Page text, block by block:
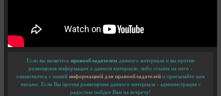
Если вы являетесь правообладателем данного материала и вы против
размещения информации о данном материале, либо ссылок на него -
ознакомьтесь с нашей информацией для правообладателей и присылайте нам
письмо. Если Вы против размещения данного материала - администрация с
радостью пойдет Вам на встречу!